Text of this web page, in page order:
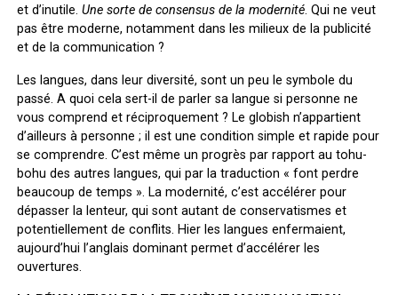
et d’inutile. Une sorte de consensus de la modernité. Qui ne veut
pas être moderne, notamment dans les milieux de la publicité
et de la communication ?
Les langues, dans leur diversité, sont un peu le symbole du
passé. A quoi cela sert-il de parler sa langue si personne ne
vous comprend et réciproquement ? Le globish n’appartient
d’ailleurs à personne ; il est une condition simple et rapide pour
se comprendre. C’est même un progrès par rapport au tohu-
bohu des autres langues, qui par la traduction « font perdre
beaucoup de temps ». La modernité, c’est accélérer pour
dépasser la lenteur, qui sont autant de conservatismes et
potentiellement de conflits. Hier les langues enfermaient,
aujourd’hui l’anglais dominant permet d’accélérer les
ouvertures.